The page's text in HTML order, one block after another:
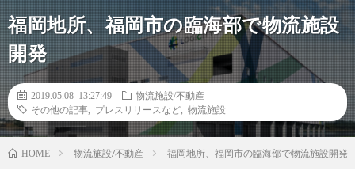
福岡地所、福岡市の臨海部で物流施設
開発
2019.05.08 13:27:49
物流施設/不動産
その他の記事
プレスリリースなど 物流施設
HOME 物流施設/不動産 福岡地所、福岡市の臨海部で物流施設開発